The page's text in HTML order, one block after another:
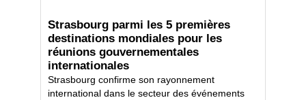
Strasbourg parmi les 5 premières
destinations mondiales pour les
réunions gouvernementales
internationales
Strasbourg confirme son rayonnement
international dans le secteur des événements